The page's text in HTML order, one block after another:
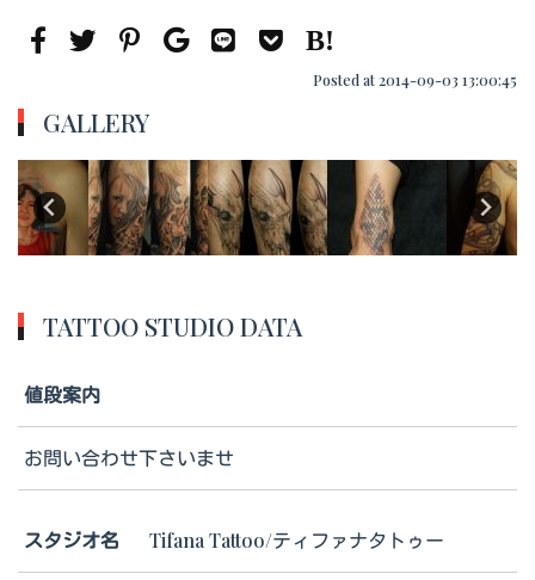
Posted at 2014-09-03 13:00:45
GALLERY
TATTOO STUDIO DATA
値段案内
お問い合わせ下さいませ
スタジオ名 Tifana Tattoo/ティファナタトゥー